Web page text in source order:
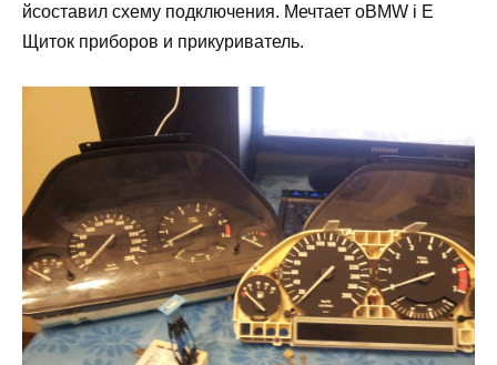
йсоставил схему подключения. Мечтает оBMW i E
Щиток приборов и прикуриватель.